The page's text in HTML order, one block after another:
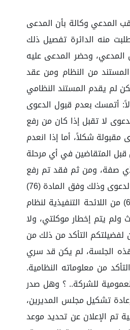
المدعي وكالة بأن المدعى
منه الدائرة تفصيل ذلك
وحضر المدعى عليه
من النظام ومن عقد
لم يقدم المستند النظامي
أتمسك بعدم قبول الدعوى
لا تقبل إذا كان من رفع
شكلاً، أما إذا انعدم
المتقاضين في أي مرحلة
صفة، ومن ثم فقد تم رفع
هذه الدعوى من غير ذي صفة، لذا أتمسك بعدم قبول الدعوى لرفعها من غير ذي صفة، وهو دفع من النظام العام يجوز إبداؤه في أي حالة تكون عليها الدعوى وذلك وفق المادة (76)
من نظام المرافعات الشرعية (م/1) لعام 1435هـ. ثانياً: أتمسك برد الدعوى لعدم إخطار موكلتي وفق المادة (19) من نظام المحاكم التجارية، والمادة (69) من اللائحة التنفيذية لنظام
من إقامة الدعوى، وهذا لم يحدث ولم يتم إخطار موكلتي، ولا
صاحب الفضيلة، ويمكن لفضيلتكم التأكد من ذلك من
المدعى. رابعاً: أن نظام الشركات الجديد رقم (م/132) لعام 1443هـ، عند انعقاد هذه الجلسة، لم يكن قد سري
عقدت بتاريخ 26/5/1444هـ، وأطلب من وكيل المدعى التأكد من معلوماته النظامية.
العمومية للشركة.. ؟ وهل صدر
العمومية للشركة بطلب إعادة تشكيل مجلس المديرين،
أنه قبل (30) يوماً من انعقاد الجمعية العمومية تم الإعلان عن تحديد موعد